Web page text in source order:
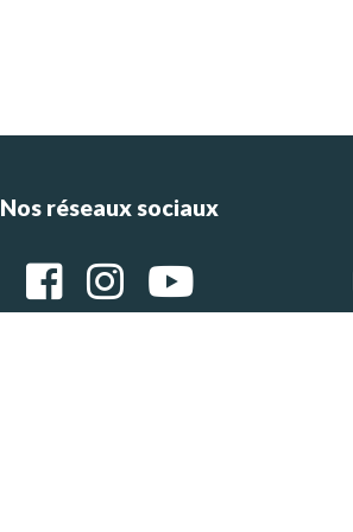
Nos réseaux sociaux